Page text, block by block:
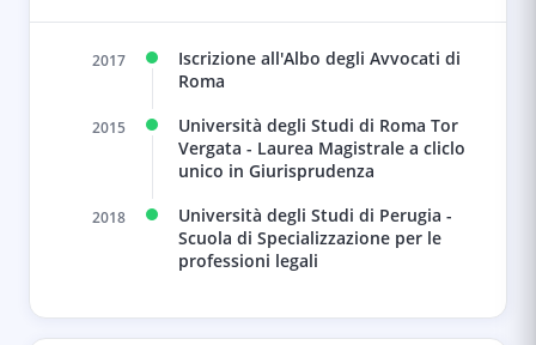
2017
Iscrizione all'Albo degli Avvocati di
Roma
2015
Università degli Studi di Roma Tor
Vergata - Laurea Magistrale a cliclo
unico in Giurisprudenza
2018
Università degli Studi di Perugia -
Scuola di Specializzazione per le
professioni legali